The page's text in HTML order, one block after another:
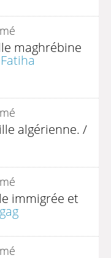
maghrébine
Fatiha
algérienne. /
immigrée et